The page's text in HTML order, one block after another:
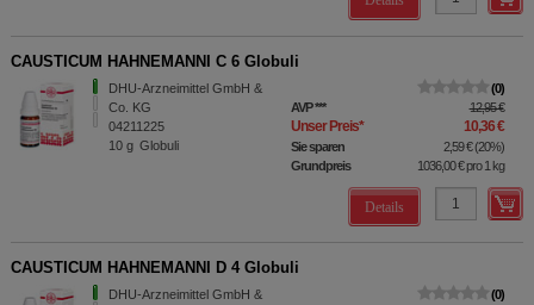
CAUSTICUM HAHNEMANNI C 6 Globuli
DHU-Arzneimittel GmbH &
Co. KG
04211225
10 g Globuli
0
AVP*** 12,95 €
Unser Preis* 10,36 €
Sie sparen 2,59 €(20%)
Grundpreis
1036,00 €pro 1 kg
Details
CAUSTICUM HAHNEMANNI D 4 Globuli
DHU-Arzneimittel GmbH &
0